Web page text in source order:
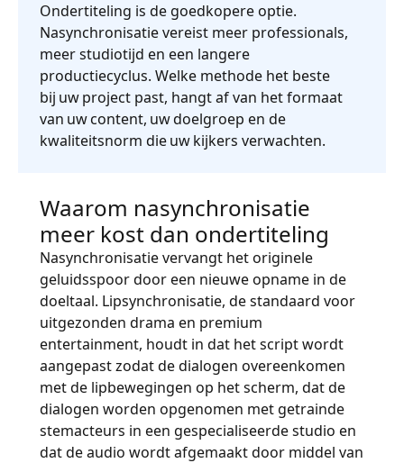
Productie / Maakindustrie
Financiën
Juridisch
Defensie & Veiligheid
Alle sectoren
Ontmoet Lia
Snelle, slimme en schaalbare AI-vertaling
Ondertiteling is de goedkopere optie.
Nasynchronisatie vereist meer professionals,
meer studiotijd en een langere
productiecyclus. Welke methode het beste
bij uw project past, hangt af van het formaat
van uw content, uw doelgroep en de
kwaliteitsnorm die uw kijkers verwachten.
Waarom nasynchronisatie
meer kost dan ondertiteling
Nasynchronisatie vervangt het originele
geluidsspoor door een nieuwe opname in de
doeltaal. Lipsynchronisatie, de standaard voor
uitgezonden drama en premium
entertainment, houdt in dat het script wordt
aangepast zodat de dialogen overeenkomen
met de lipbewegingen op het scherm, dat de
dialogen worden opgenomen met getrainde
stemacteurs in een gespecialiseerde studio en
dat de audio wordt afgemaakt door middel van